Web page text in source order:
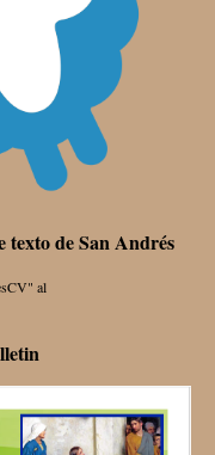
texto de San Andrés
al